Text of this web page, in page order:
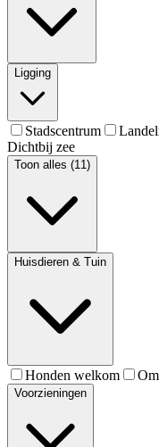
Ligging
Stadscentrum
Dichtbij zee
Toon alles (11)
Huisdieren & Tuin
Honden welkom
Voorzieningen